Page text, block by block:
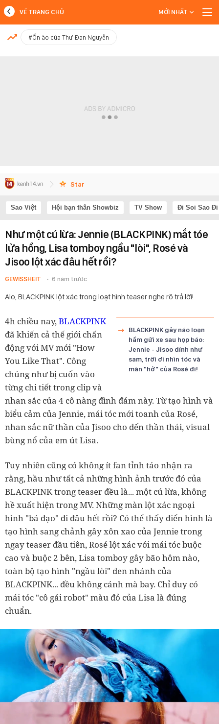
MỚI NHẤT
VỀ TRANG CHỦ MỚI NHẤT
#Ồn ào của Thư Đan Nguyễn
Star
Sao Việt Hội bạn thân Showbiz TV Show Đi Soi Sao Đi
Như một cú lừa: Jennie (BLACKPINK) mắt tóe
lửa hồng, Lisa tomboy ngầu "lòi", Rosé và
Jisoo lột xác đâu hết rồi?
GEWISSHEIT 6 năm trước
Alo, BLACKPINK lột xác trong loạt hình teaser nghe rõ trả lời!
BLACKPINK gây náo loạn
hầm gửi xe sau họp báo:
Jennie - Jisoo dính như
sam, trời ơi nhìn tóc và
màn "hở" của Rosé đi!
4h chiều nay,BLACKPINK
đã khiến cả thế giới chấn
động với MV mới "How
You Like That". Công
chúng như bị cuốn vào
từng chi tiết trong clip và
nhan sắc của 4 cô nàng đình đám này. Từ tạo hình và
biểu cảm của Jennie, mái tóc mới toanh của Rosé,
nhan sắc nữ thần của Jisoo cho đến thần thái, visual
bùng nổ của em út Lisa.
Tuy nhiên cũng có không ít fan tỉnh táo nhận ra
rằng, hầu như tất cả những hình ảnh trước đó của
BLACKPINK trong teaser đều là... một cú lừa, không
hề xuất hiện trong MV. Những màn lột xác ngoại
hình "bá đạo" đi đâu hết rồi? Có thể thấy điển hình là
tạo hình sang chảnh gây xôn xao của Jennie trong
ngay teaser đầu tiên, Rosé lột xác với mái tóc buộc
cao và buộc 2 bên, Lisa tomboy gây bão hôm nào,
toàn bộ tạo hình "ngầu lòi" đen nhánh của
BLACKPINK... đều không cánh mà bay. Chỉ duy có
mái tóc "cô gái robot" màu đỏ của Lisa là đúng
chuẩn.